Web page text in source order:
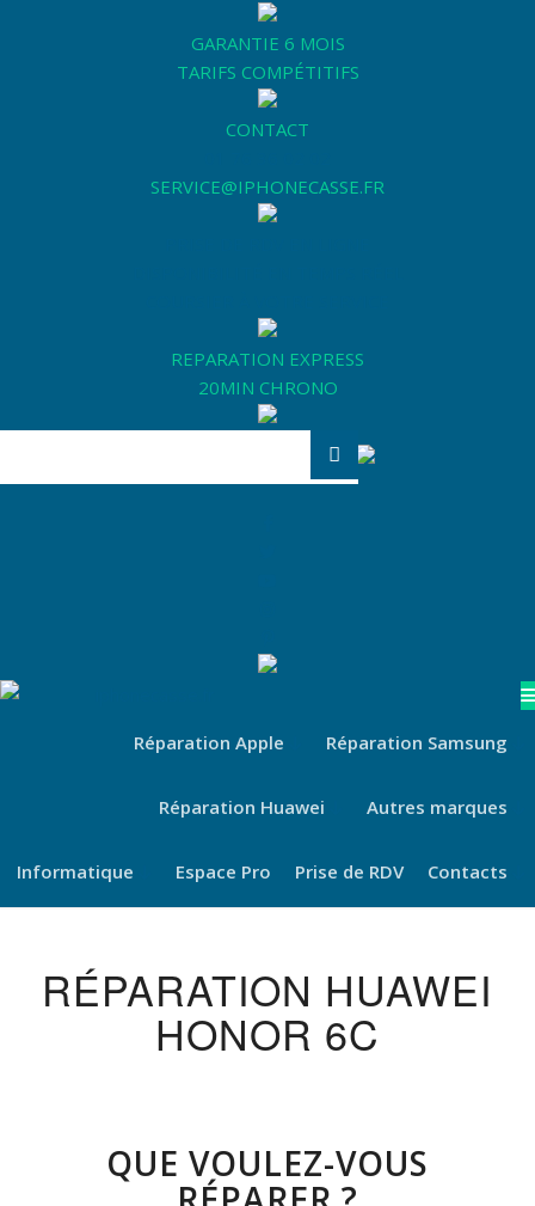
GARANTIE 6 MOIS
TARIFS COMPÉTITIFS
CONTACT
SERVICE@IPHONECASSE.FR
REPARATION EXPRESS
20MIN CHRONO
Réparation Apple Réparation Samsung
Réparation Huawei Autres marques
Informatique Espace Pro Prise de RDV Contacts
RÉPARATION HUAWEI
HONOR 6C
QUE VOULEZ-VOUS